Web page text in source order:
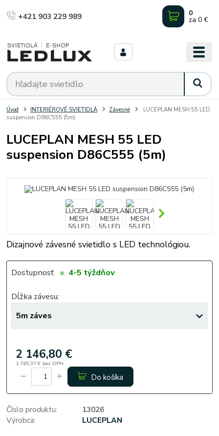
+421 903 229 989 0
za 0 €
Úvod INTERIÉROVÉ SVIETIDLÁ Závesné
LUCEPLAN MESH 55 LED
suspension D86C555 (5m)
LUCEPLAN MESH 55 LED
suspension D86C555 (5m)
Dizajnové závesné svietidlo s LED technológiou.
Dostupnosť 4-5 týždňov
Dĺžka závesu:
2 146,80 €
1 745,37 € bez DPH
Do košíka
Číslo produktu:
13026
Výrobca:
LUCEPLAN